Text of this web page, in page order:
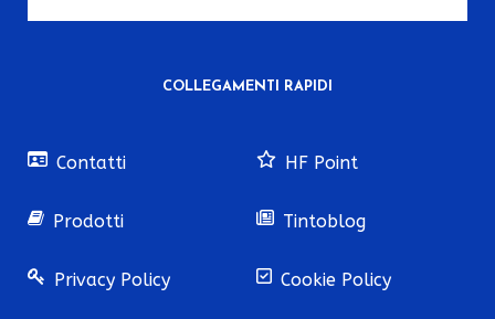
COLLEGAMENTI RAPIDI
Contatti HF Point
Prodotti Tintoblog
Privacy Policy Cookie Policy